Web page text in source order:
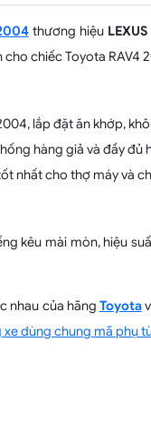
thương hiệu
chiếc Toyota RAV4
lắp đặt ăn khớp,
hàng giả và đầy đủ
nhất cho thợ máy và
kêu mài mòn, hiệu
nhau của hãng Toyota
dùng chung mã phụ